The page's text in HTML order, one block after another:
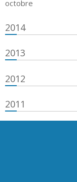
octobre
2014
2013
2012
2011